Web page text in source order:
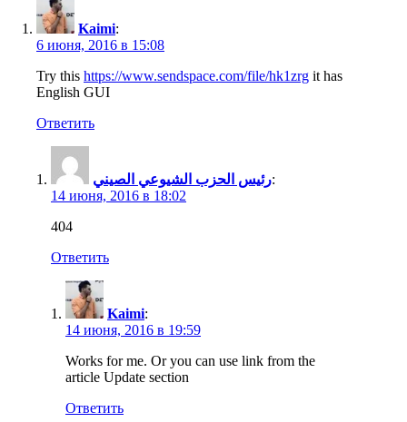
Kaimi:
6 июня, 2016 в 15:08
Try this https://www.sendspace.com/file/hk1zrg it has
English GUI
Ответить
رئيس الحزب الشيوعي الصيني:
14 июня, 2016 в 18:02
404
Ответить
Kaimi:
14 июня, 2016 в 19:59
Works for me. Or you can use link from the
article Update section
Ответить